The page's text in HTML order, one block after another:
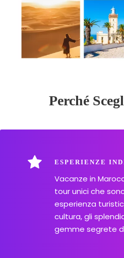
Perché
ESPERIENZE
Vacanze in
tour unici che
esperienza
cultura, gli
gemme segrete